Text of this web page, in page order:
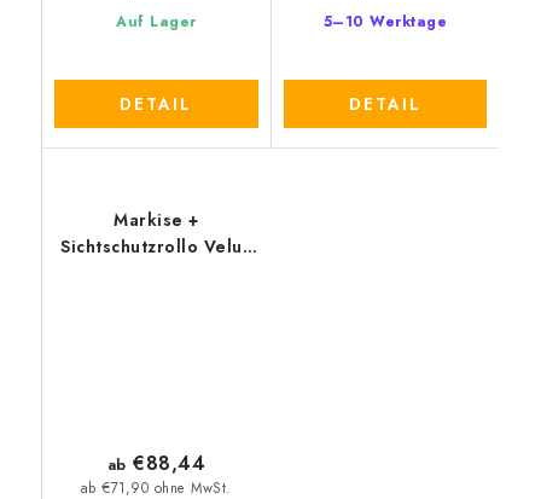
Auf Lager
DETAIL
5–10 Werktage
DETAIL
Markise +
Sichtschutzrollo Velux
ab €71,90 ohne MwSt.
ab €88,44